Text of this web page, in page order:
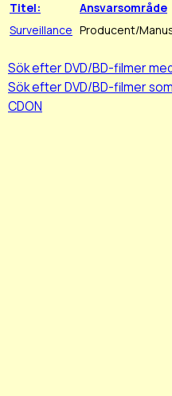
Titel:
Ansvarsområde
Surveillance Producent/
Sök efter DVD/BD-filmer
Sök efter DVD/BD-filmer
CDON